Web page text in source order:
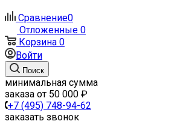
Сравнение0
Отложенные 0
Корзина 0
Войти
Поиск
минимальная сумма
заказа от 50 000 ₽
+7 (495) 748-94-62
заказать звонок